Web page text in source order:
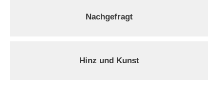
Nachgefragt
Hinz und Kunst